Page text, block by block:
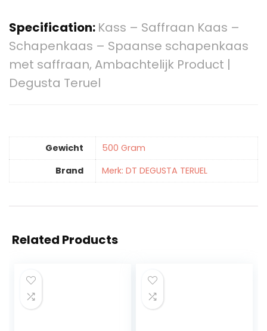
Specification: Kass – Saffraan Kaas –
Schapenkaas – Spaanse schapenkaas
met saffraan, Ambachtelijk Product |
Degusta Teruel
Gewicht
‎500 Gram
Brand
Merk: DT DEGUSTA TERUEL
Related Products